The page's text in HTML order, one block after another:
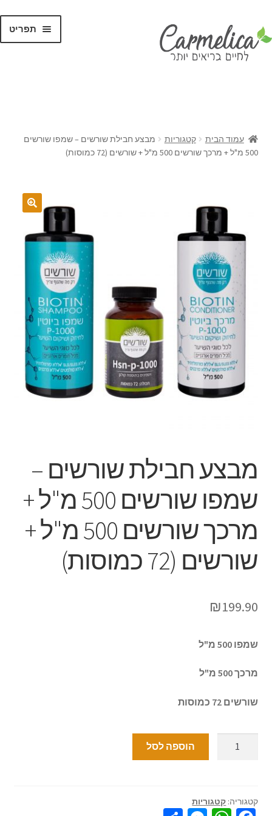
תפריט
עמוד הבית קטגוריות
מבצע חבילת שורשים – שמפו שורשים
500 מ"ל + מרכך שורשים 500 מ"ל + שורשים (72 כמוסות)
מבצע חבילת שורשים –
שמפו שורשים 500 מ"ל +
מרכך שורשים 500 מ"ל +
שורשים (72 כמוסות)
₪199.90
שמפו 500 מ"ל
מרכך 500 מ"ל
שורשים 72 כמוסות
הוספה לסל
קטגוריה: קטגוריות